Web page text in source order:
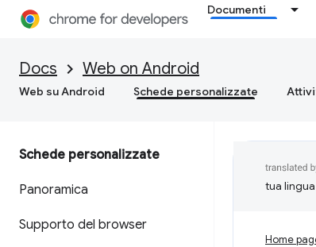
Documenti
Docs Web on Android
Web su Android Schede personalizzate
Schede personalizzate
Panoramica
Supporto del browser
tua
Home